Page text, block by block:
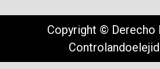
Copyright © Derecho